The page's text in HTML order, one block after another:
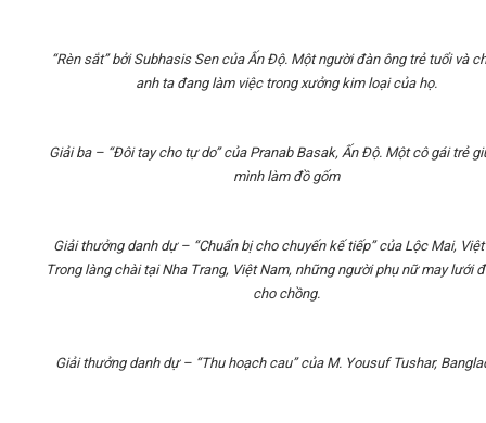
“Rèn sắt” bởi Subhasis Sen của Ấn Độ. Một người đàn ông trẻ tuổi và
anh ta đang làm việc trong xưởng kim loại của họ.
Giải ba – “Đôi tay cho tự do” của Pranab Basak, Ấn Độ. Một cô gái trẻ
mình làm đồ gốm
Giải thưởng danh dự – “Chuẩn bị cho chuyến kế tiếp” của Lộc Mai,
Trong làng chài tại Nha Trang, Việt Nam, những người phụ nữ may lưới
cho chồng.
Giải thưởng danh dự – “Thu hoạch cau” của M. Yousuf Tushar,